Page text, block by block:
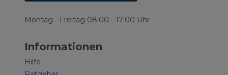
Montag - Freitag 08:00 - 17:00 Uhr
Informationen
Hilfe